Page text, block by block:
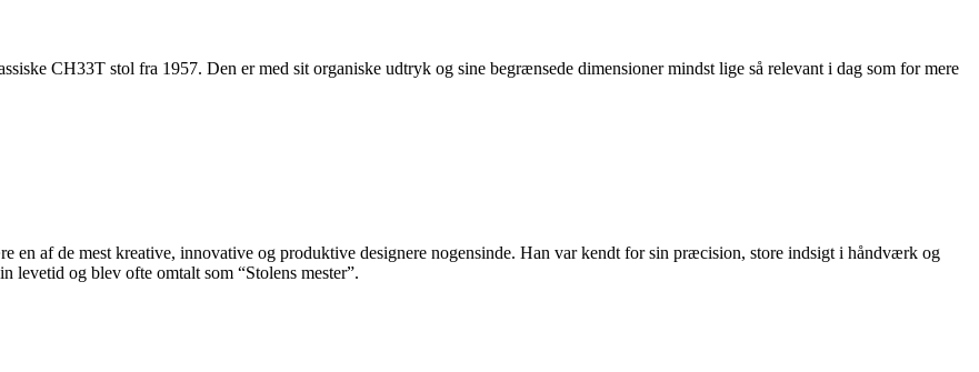
CH33T stol fra 1957. Den er med sit organiske udtryk og sine begrænsede dimensioner mindst lige så relevant i dag som for mere
en af de mest kreative, innovative og produktive designere nogensinde. Han var kendt for sin præcision, store indsigt i håndværk og
levetid og blev ofte omtalt som “Stolens mester”.